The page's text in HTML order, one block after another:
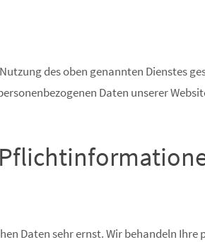
des oben genannten Dienstes
Daten unserer
Daten sehr ernst. Wir behandeln